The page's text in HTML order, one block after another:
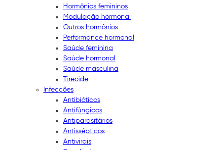
Hormônios femininos
Modulação hormonal
Outros hormônios
Performance hormonal
Saúde feminina
Saúde hormonal
Saúde masculina
Tireoide
Infecções
Antibióticos
Antifúngicos
Antiparasitários
Antissépticos
Antivirais